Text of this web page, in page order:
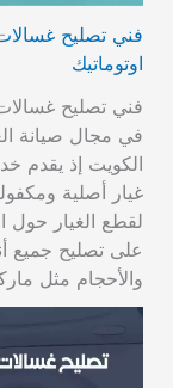
اوتوماتيك
فني تصليح
في مجال صيانة
الكويت إذ يقدم
غيار أصلية
لقطع الغيار حول
على تصليح جميع
والأحجام مثل